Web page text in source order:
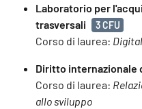
Laboratorio per
trasversali
3 CFU
Corso di laurea:
Diritto internazionale
Corso di laurea:
allo sviluppo